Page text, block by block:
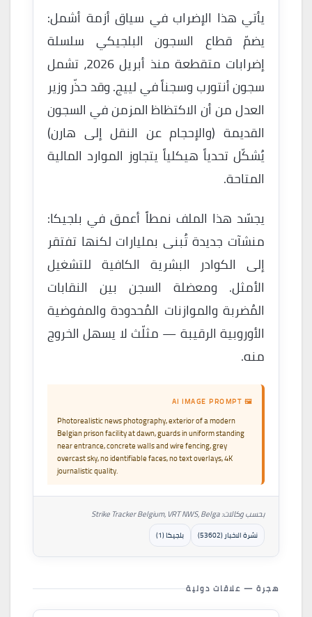
يأتي هذا الإضراب في سياق أزمة أشمل:
يضمّ قطاع السجون البلجيكي سلسلة
إضرابات متقطعة منذ أبريل 2026، تشمل
سجون أنتورب وسجناً في لييج. وقد حذّر وزير
العدل من أن الاكتظاظ المزمن في السجون
القديمة (والإحجام عن النقل إلى هارن)
يُشكّل تحدياً هيكلياً يتجاوز الموارد المالية
المتاحة.
يجسّد هذا الملف نمطاً أعمق في بلجيكا:
منشآت جديدة تُبنى بمليارات لكنها تفتقر
إلى الكوادر البشرية الكافية للتشغيل
الأمثل. ومعضلة السجن بين النقابات
المُضربة والموازنات المُحدودة والمفوضية
الأوروبية الرقيبة — مثلّث لا يسهل الخروج
منه.
🖼 AI IMAGE PROMPT
Photorealistic news photography, exterior of a modern
Belgian prison facility at dawn, guards in uniform standing
near entrance, concrete walls and wire fencing, grey
overcast sky, no identifiable faces, no text overlays, 4K
journalistic quality.
بحسب وكالات: Strike Tracker Belgium, VRT NWS, Belga
نشرة الاخبار (53602) بلجيكا (1)
هجرة — علاقات دولية